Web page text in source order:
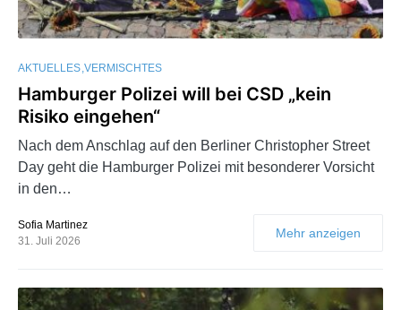
AKTUELLES VERMISCHTES
Hamburger Polizei will bei CSD „kein
Risiko eingehen“
Nach dem Anschlag auf den Berliner Christopher Street
Day geht die Hamburger Polizei mit besonderer Vorsicht
in den…
Sofia Martinez
31. Juli 2026
Mehr anzeigen